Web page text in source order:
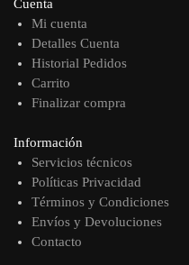
Cuenta
Mi cuenta
Detalles Cuenta
Historial Pedidos
Carrito
Finalizar compra
Información
Servicios técnicos
Políticas Privacidad
Términos y Condiciones
Envíos y Devoluciones
Contacto